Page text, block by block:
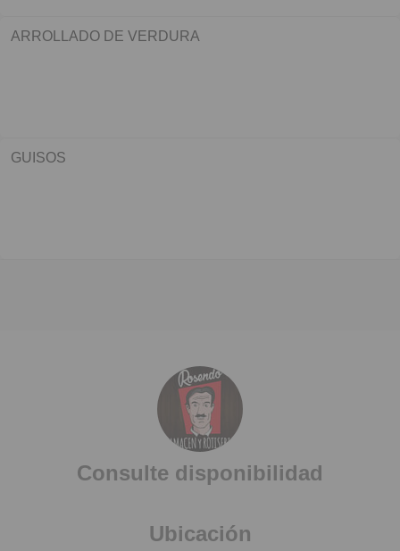
ARROLLADO DE VERDURA
GUISOS
Consulte disponibilidad
Ubicación